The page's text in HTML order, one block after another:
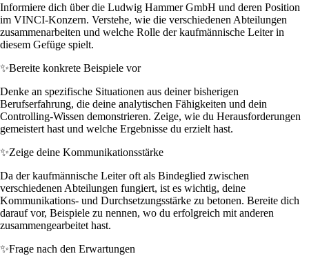
Informiere dich über die Ludwig Hammer GmbH und deren Position
im VINCI-Konzern. Verstehe, wie die verschiedenen Abteilungen
zusammenarbeiten und welche Rolle der kaufmännische Leiter in
diesem Gefüge spielt.
✨Bereite konkrete Beispiele vor
Denke an spezifische Situationen aus deiner bisherigen
Berufserfahrung, die deine analytischen Fähigkeiten und dein
Controlling-Wissen demonstrieren. Zeige, wie du Herausforderungen
gemeistert hast und welche Ergebnisse du erzielt hast.
✨Zeige deine Kommunikationsstärke
Da der kaufmännische Leiter oft als Bindeglied zwischen
verschiedenen Abteilungen fungiert, ist es wichtig, deine
Kommunikations- und Durchsetzungsstärke zu betonen. Bereite dich
darauf vor, Beispiele zu nennen, wo du erfolgreich mit anderen
zusammengearbeitet hast.
✨Frage nach den Erwartungen